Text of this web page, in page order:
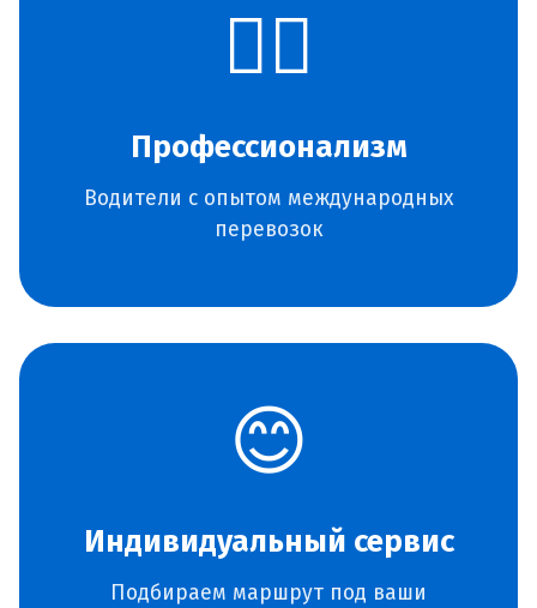
👨‍✈️
Профессионализм
Водители с опытом международных
перевозок
😊
Индивидуальный сервис
Подбираем маршрут под ваши